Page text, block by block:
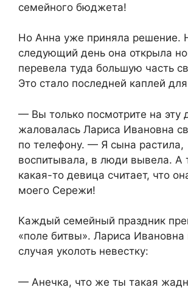
семейного бюджета!
Но Анна уже приняла решение.
следующий день она открыла
перевела туда большую часть
Это стало последней каплей
— Вы только посмотрите на эту
жаловалась Лариса Ивановна
по телефону. — Я сына растила,
воспитывала, в люди вывела. А
какая-то девица считает, что
моего Сережи!
Каждый семейный праздник
«поле битвы». Лариса Ивановна
случая уколоть невестку:
— Анечка, что же ты такая